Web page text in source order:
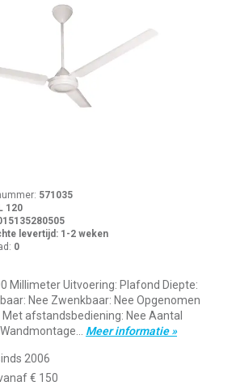
571035
120
levertijd: 1-2 weken
0
Millimeter Uitvoering: Plafond Diepte:
Nee Zwenkbaar: Nee Opgenomen
afstandsbediening: Nee Aantal
Meer informatie »
2006
€ 150